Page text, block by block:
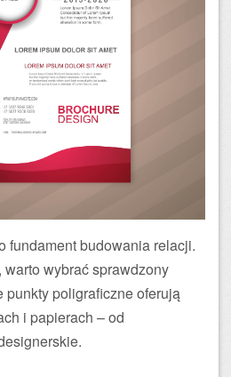
fundament budowania relacji.
warto wybrać sprawdzony
punkty poligraficzne oferują
i papierach – od